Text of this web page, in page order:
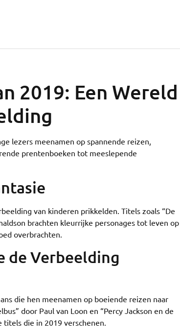
2019: Een Wereld
lezers meenamen op spannende reizen,
prentenboeken tot meeslepende
van kinderen prikkelden. Titels zoals “De
brachten kleurrijke personages tot leven op
overbrachten.
de Verbeelding
die hen meenamen op boeiende reizen naar
door Paul van Loon en “Percy Jackson en de
titels die in 2019 verschenen.